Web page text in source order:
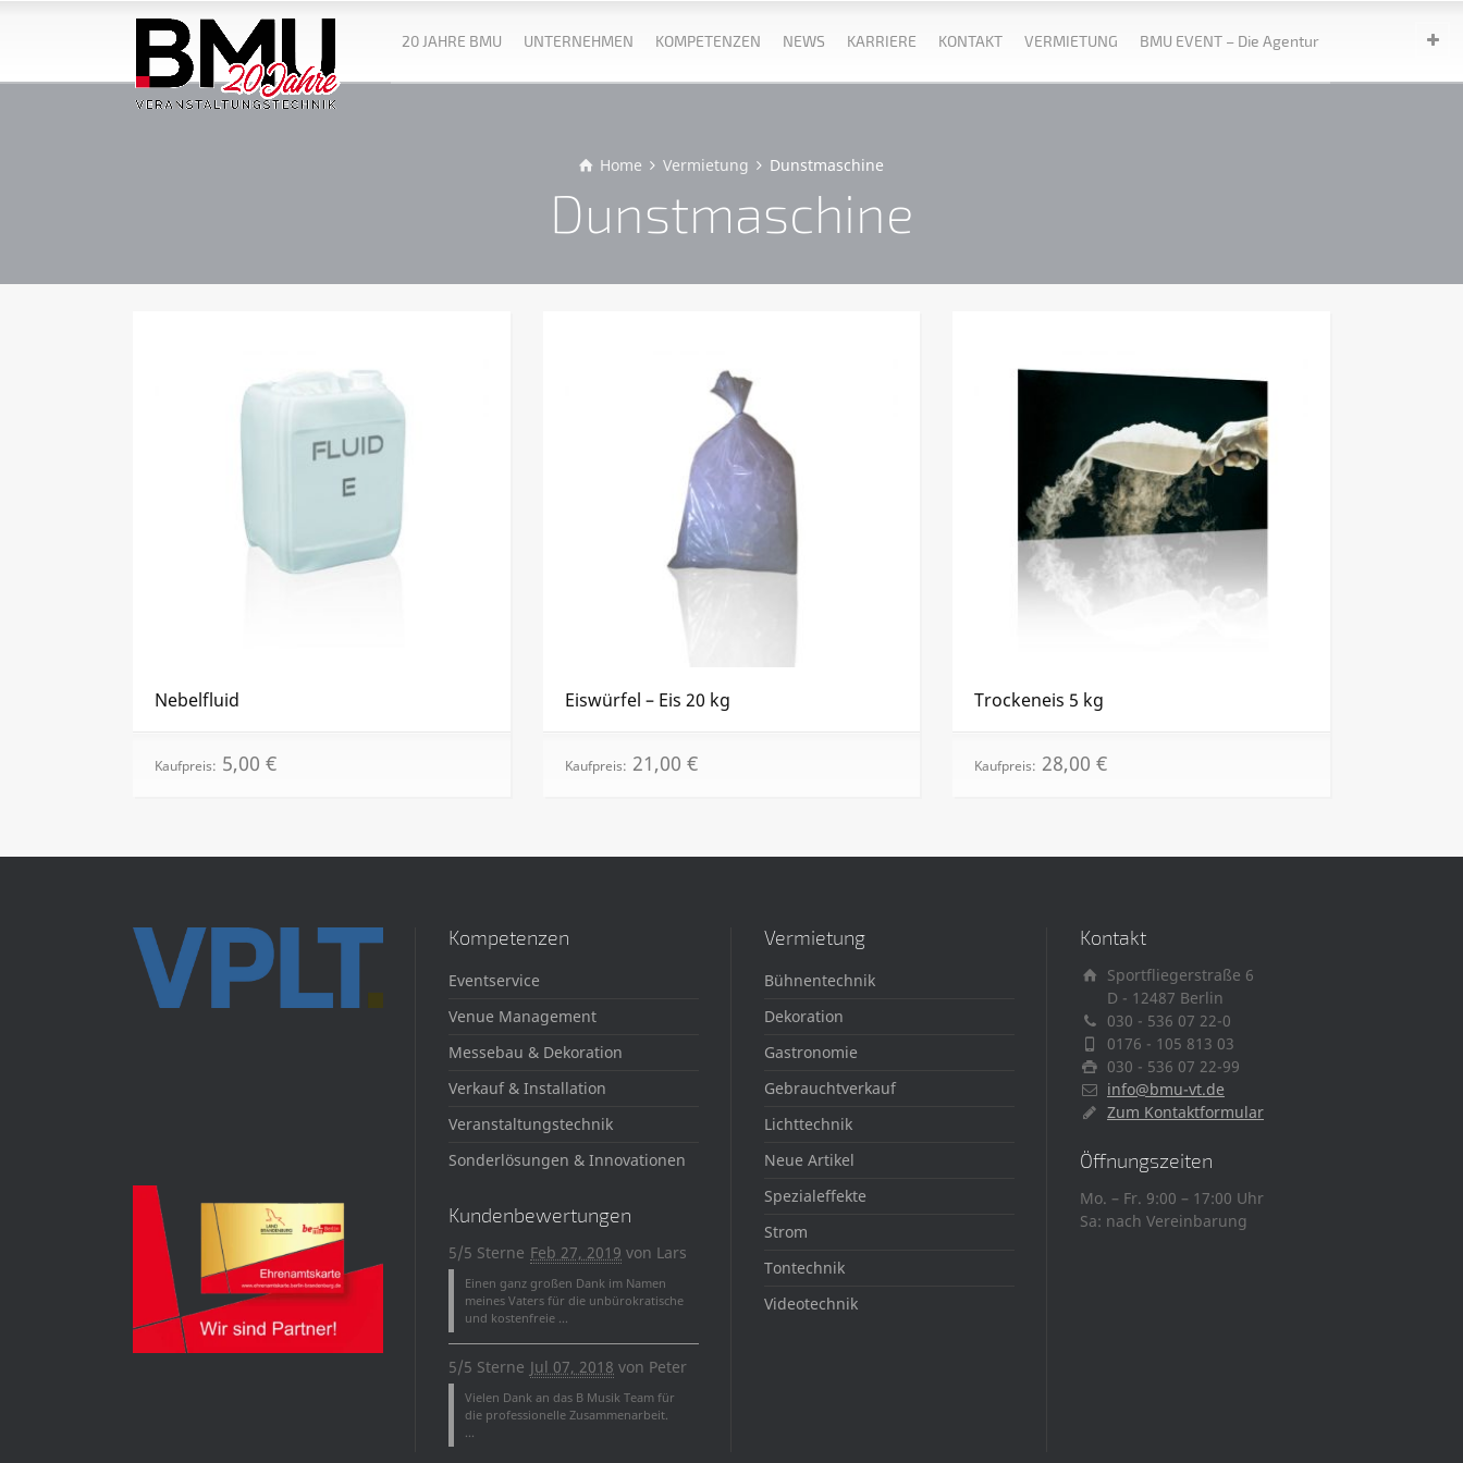
20 JAHRE BMU UNTERNEHMEN KOMPETENZEN NEWS KARRIERE KONTAKT VERMIETUNG BMU EVENT – Die Agentur
Home Vermietung Dunstmaschine
Dunstmaschine
Nebelfluid
Kaufpreis: 5,00 €
Eiswürfel – Eis 20 kg
Kaufpreis: 21,00 €
Trockeneis 5 kg
Kaufpreis: 28,00€
Kompetenzen
Eventservice
Venue Management
Messebau & Dekoration
Verkauf & Installation
Veranstaltungstechnik
Sonderlösungen & Innovationen
Kundenbewertungen
5/5 Sterne Feb 27, 2019 von Lars
Einen ganz großen Dank im Namen
meines Vaters für die unbürokratische
und kostenfreie ...
5/5 Sterne Jul 07, 2018 von Peter
Vielen Dank an das B Musik Team für
die professionelle Zusammenarbeit.
Vermietung
Bühnentechnik
Dekoration
Gastronomie
Gebrauchtverkauf
Lichttechnik
Neue Artikel
Spezialeffekte
Strom
Tontechnik
Videotechnik
Kontakt
Sportfliegerstraße 6
D - 12487 Berlin
030 - 536 07 22-0
0176 - 105 813 03
030 - 536 07 22-99
info@bmu-vt.de
Zum Kontaktformular
Öffnungszeiten
Mo. – Fr. 9:00 – 17:00 Uhr
Sa: nach Vereinbarung